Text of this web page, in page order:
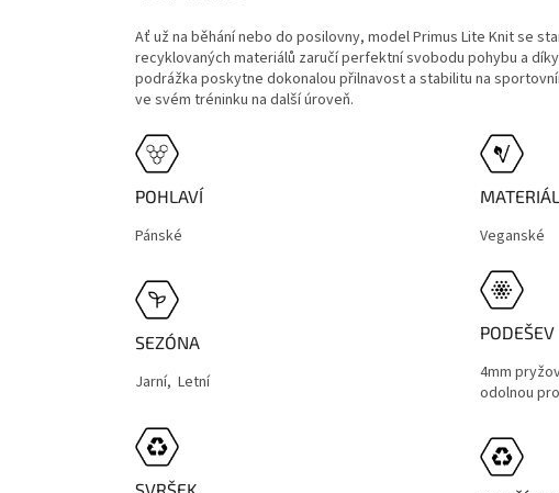
Ať už na běhání nebo do posilovny, model Primus Lite Knit se
recyklovaných materiálů zaručí perfektní svobodu pohybu a
podrážka poskytne dokonalou přilnavost a stabilitu na
ve svém tréninku na další úroveň.
POHLAVÍ
Pánské
MATERIÁL
Veganské
SEZÓNA
Jarní, Letní
PODEŠEV
4mm
odolnou